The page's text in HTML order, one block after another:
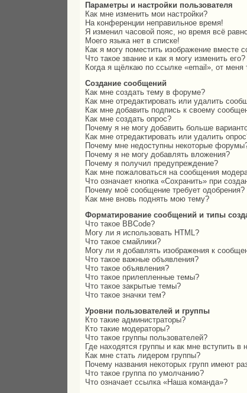
Параметры и настройки пользователя
Как мне изменить мои настройки?
На конференции неправильное время!
Я изменил часовой пояс, но время всё
Моего языка нет в списке!
Как я могу поместить изображение вместе
Что такое звание и как я могу изменить его?
Когда я щёлкаю по ссылке «email», от
Создание сообщений
Как мне создать тему в форуме?
Как мне отредактировать или удалить
Как мне добавить подпись к своему
Как мне создать опрос?
Почему я не могу добавить больше
Как мне отредактировать или удалить
Почему мне недоступны некоторые
Почему я не могу добавлять вложения?
Почему я получил предупреждение?
Как мне пожаловаться на сообщения
Что означает кнопка «Сохранить» при
Почему моё сообщение требует одобрения?
Как мне вновь поднять мою тему?
Форматирование сообщений и типы
Что такое BBCode?
Могу ли я использовать HTML?
Что такое смайлики?
Могу ли я добавлять изображения к
Что такое важные объявления?
Что такое объявления?
Что такое прилепленные темы?
Что такое закрытые темы?
Что такое значки тем?
Уровни пользователей и группы
Кто такие администраторы?
Кто такие модераторы?
Что такое группы пользователей?
Где находятся группы и как мне вступить в
Как мне стать лидером группы?
Почему названия некоторых групп имеют
Что такое группа по умолчанию?
Что означает ссылка «Наша команда»?